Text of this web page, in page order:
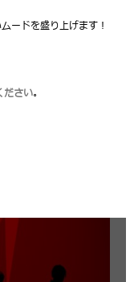
ードを盛り上げます！
ださい。